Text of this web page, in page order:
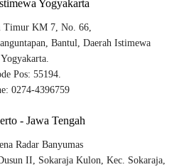
Yogyakarta
Timur KM 7, No. 66,
Bantul, Daerah Istimewa
Yogyakarta.
Pos: 55194.
0274-4396759
- Jawa Tengah
Radar Banyumas
II, Sokaraja Kulon, Kec. Sokaraja,